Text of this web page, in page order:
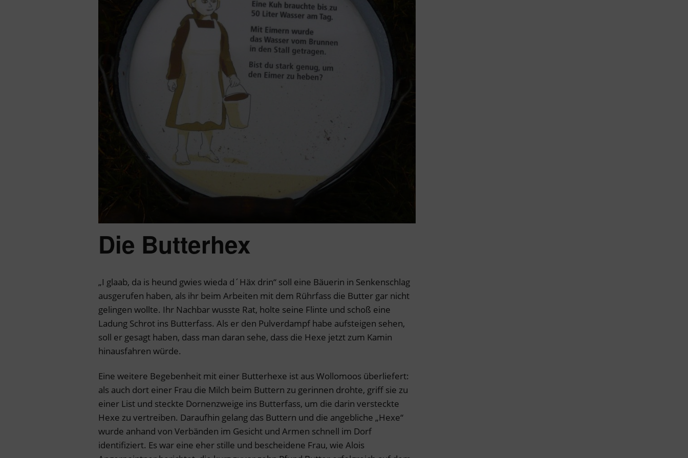
Die Butterhex
„I glaab, da is heund gwies wieda d´Häx drin“ soll eine Bäuerin in Senkenschlag
ausgerufen haben, als ihr beim Arbeiten mit dem Rührfass die Butter gar nicht
gelingen wollte. Ihr Nachbar wusste Rat, holte seine Flinte und schoß eine
Ladung Schrot ins Butterfass. Als er den Pulverdampf habe aufsteigen sehen,
soll er gesagt haben, dass man daran sehe, dass die Hexe jetzt zum Kamin
hinausfahren würde.
Eine weitere Begebenheit mit einer Butterhexe ist aus Wollomoos überliefert:
als auch dort einer Frau die Milch beim Buttern zu gerinnen drohte, griff sie zu
einer List und steckte Dornenzweige ins Butterfass, um die darin versteckte
Hexe zu vertreiben. Daraufhin gelang das Buttern und die angebliche „Hexe“
wurde anhand von Verbänden im Gesicht und Armen schnell im Dorf
identifiziert. Es war eine eher stille und bescheidene Frau, wie Alois